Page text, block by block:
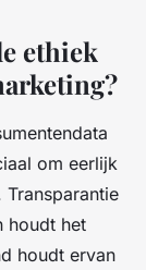
ethiek
om eerlijk
houdt het
houdt ervan